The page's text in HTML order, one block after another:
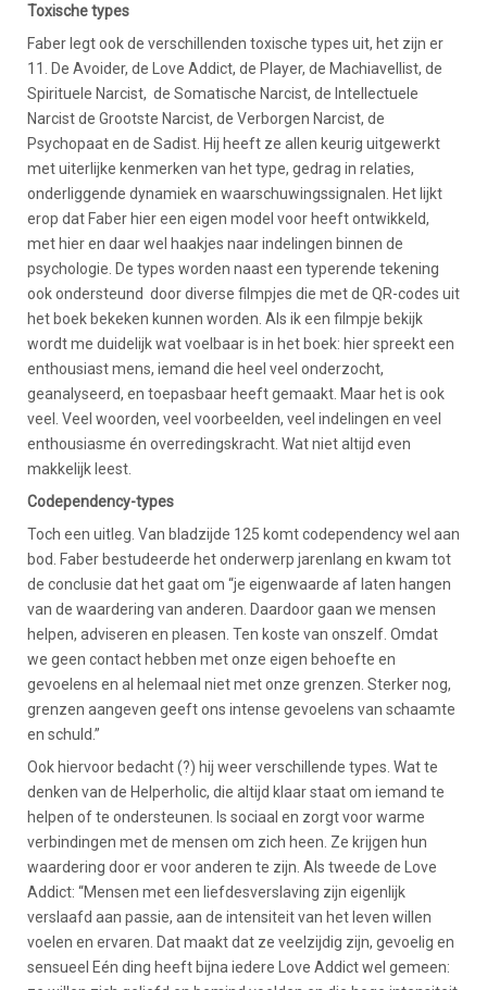
Toxische types
Faber legt ook de verschillenden toxische types uit, het zijn er
11. De Avoider, de Love Addict, de Player, de Machiavellist, de
Spirituele Narcist, de Somatische Narcist, de Intellectuele
Narcist de Grootste Narcist, de Verborgen Narcist, de
Psychopaat en de Sadist. Hij heeft ze allen keurig uitgewerkt
met uiterlijke kenmerken van het type, gedrag in relaties,
onderliggende dynamiek en waarschuwingssignalen. Het lijkt
erop dat Faber hier een eigen model voor heeft ontwikkeld,
met hier en daar wel haakjes naar indelingen binnen de
psychologie. De types worden naast een typerende tekening
ook ondersteund door diverse filmpjes die met de QR-codes uit
het boek bekeken kunnen worden. Als ik een filmpje bekijk
wordt me duidelijk wat voelbaar is in het boek: hier spreekt een
enthousiast mens, iemand die heel veel onderzocht,
geanalyseerd, en toepasbaar heeft gemaakt. Maar het is ook
veel. Veel woorden, veel voorbeelden, veel indelingen en veel
enthousiasme én overredingskracht. Wat niet altijd even
makkelijk leest.
Codependency-types
Toch een uitleg. Van bladzijde 125 komt codependency wel aan
bod. Faber bestudeerde het onderwerp jarenlang en kwam tot
de conclusie dat het gaat om “je eigenwaarde af laten hangen
van de waardering van anderen. Daardoor gaan we mensen
helpen, adviseren en pleasen. Ten koste van onszelf. Omdat
we geen contact hebben met onze eigen behoefte en
gevoelens en al helemaal niet met onze grenzen. Sterker nog,
grenzen aangeven geeft ons intense gevoelens van schaamte
en schuld.”
Ook hiervoor bedacht (?) hij weer verschillende types. Wat te
denken van de Helperholic, die altijd klaar staat om iemand te
helpen of te ondersteunen. Is sociaal en zorgt voor warme
verbindingen met de mensen om zich heen. Ze krijgen hun
waardering door er voor anderen te zijn. Als tweede de Love
Addict: “Mensen met een liefdesverslaving zijn eigenlijk
verslaafd aan passie, aan de intensiteit van het leven willen
voelen en ervaren. Dat maakt dat ze veelzijdig zijn, gevoelig en
sensueel Eén ding heeft bijna iedere Love Addict wel gemeen: